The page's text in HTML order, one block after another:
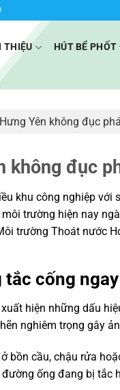
THIỆU HÚT BỂ PHỐT
Yên không đục
đục
khu công nghiệp
trường hiện nay
trường Thoát nước
cống
hiện những dấu
nghiêm trọng gây
bồn cầu, chậu rửa
ống đang bị tắc